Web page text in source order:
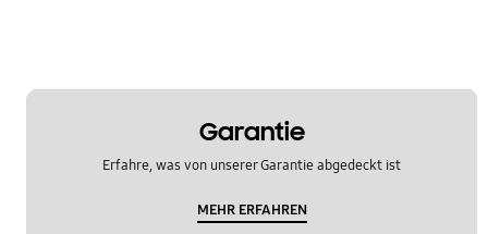
Garantie
Erfahre, was von unserer Garantie abgedeckt ist
MEHR ERFAHREN